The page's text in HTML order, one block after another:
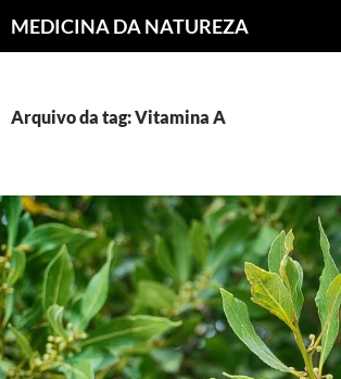
MEDICINA DA NATUREZA
CONTEÚDO
Arquivo da tag: Vitamina A